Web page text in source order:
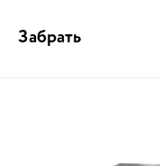
Забрать